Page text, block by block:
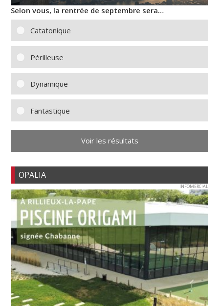
Selon vous, la rentrée de septembre sera…
Catatonique
Périlleuse
Dynamique
Fantastique
Voir les résultats
OPALIA
INFOMERCIAL